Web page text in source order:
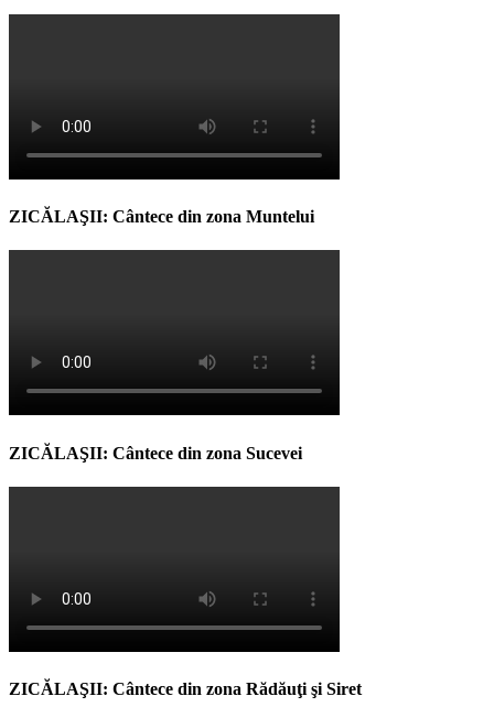
ZICĂLAŞII: Cântece din zona Muntelui
ZICĂLAŞII: Cântece din zona Sucevei
ZICĂLAŞII: Cântece din zona Rădăuţi şi Siret